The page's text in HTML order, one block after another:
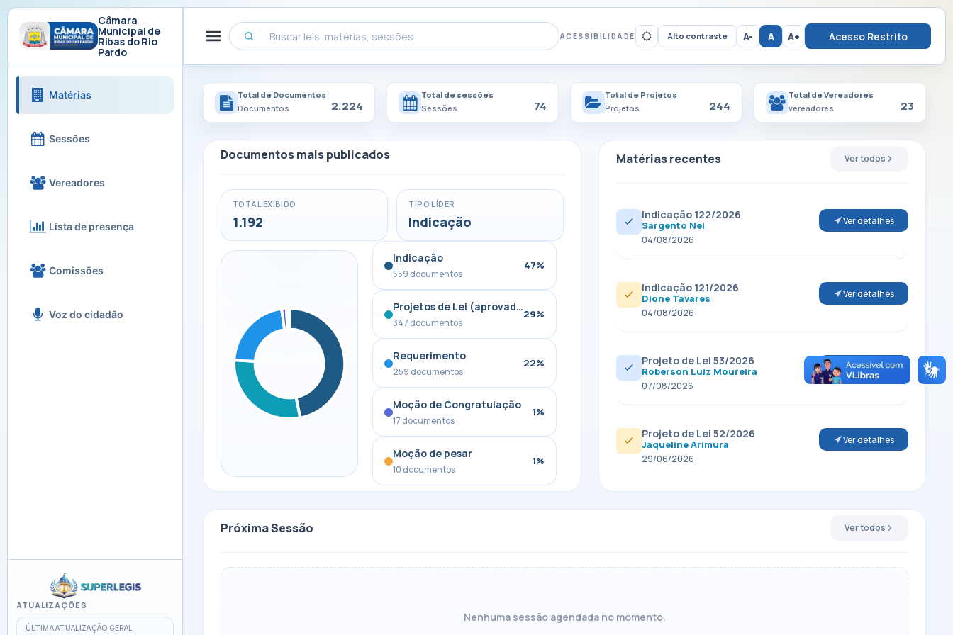
Câmara
Municipal de
Ribas do Rio
Pardo
Matérias
Sessões
Vereadores
Lista de presença
Comissões
Voz do cidadão
ATUALIZAÇÕES
ÚLTIMA ATUALIZAÇÃO GERAL
ACESSIBILIDADE Alto contraste A- A A+ Acesso Restrito
Total de Documentos
Documentos
2.224
Total de sessões
Sessões
74
Total de Projetos
Projetos
244
Total de Vereadores
vereadores
23
Documentos mais publicados
TOTAL EXIBIDO
1.192
TIPO LÍDER
Indicação
Indicação
559 documentos
47%
Projetos de Lei (aprovados / arquivados)
347 documentos
29%
Requerimento
259 documentos
22%
Moção de Congratulação
17 documentos
1%
Moção de pesar
10 documentos
1%
Matérias recentes Ver todos
Indicação 122/2026
Sargento Nei
04/08/2026
Ver detalhes
Indicação 121/2026
Dione Tavares
04/08/2026
Ver detalhes
Projeto de Lei 53/2026
Roberson Luiz Moureira
07/08/2026
Ver detalhes
Projeto de Lei 52/2026
Jaqueline Arimura
29/06/2026
Ver detalhes
Próxima Sessão Ver todos
Nenhuma sessão agendada no momento.